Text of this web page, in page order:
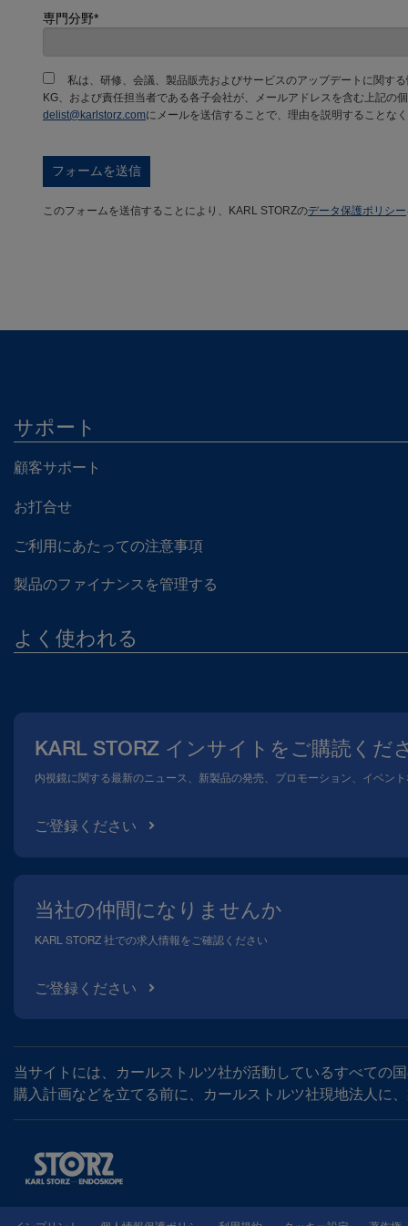
サポート
顧客サポート
お打合せ
ご利用にあたっての注意事項
製品のファイナンスを管理する
よく使われる
コンプライアンスホットライン
KARL STORZ インサイトをご購読くだ
内視鏡に関する最新のニュース、新製品の発売、プロモーション、イベン
ご登録ください
当社の仲間になりませんか
KARL STORZ 社での求人情報をご確認ください
ご登録ください
当サイトには、カールストルツ社が活動しているすべての
購入計画などを立てる前に、カールストルツ社現地法人に